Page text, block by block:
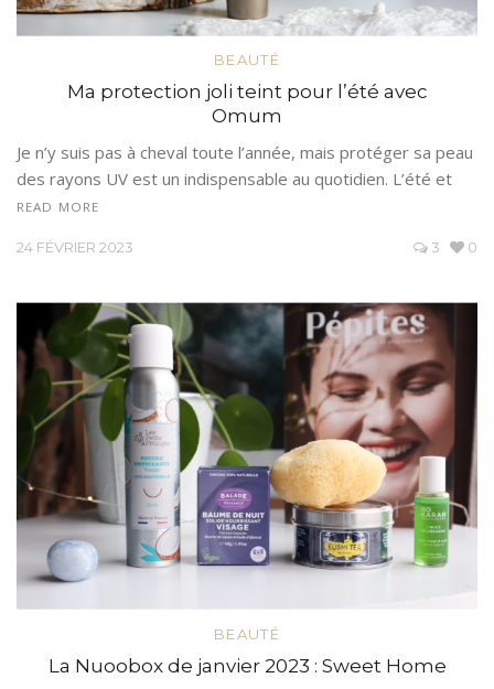
BEAUTÉ
Ma protection joli teint pour l’été avec
Omum
Je n’y suis pas à cheval toute l’année, mais protéger sa peau
des rayons UV est un indispensable au quotidien. L’été et
READ MORE
24 FÉVRIER 2023 3 0
BEAUTÉ
La Nuoobox de janvier 2023 : Sweet Home